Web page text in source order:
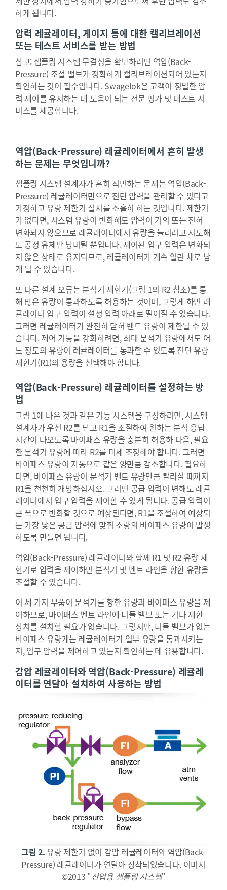
하게 됩니다.
압력 레귤레이터, 게이지 등에 대한 캘리브레이션
또는 테스트 서비스를 받는 방법
참고: 샘플링 시스템 무결성을 확보하려면 역압(Back-
Pressure) 조절 밸브가 정확하게 캘리브레이션되어 있는지
확인하는 것이 필수입니다. Swagelok은 고객이 정밀한 압
력 제어를 유지하는 데 도움이 되는 전문 평가 및 테스트 서
비스를 제공합니다.
역압(Back-Pressure) 레귤레이터에서 흔히 발생
하는 문제는 무엇입니까?
샘플링 시스템 설계자가 흔히 직면하는 문제는 역압(Back-
Pressure) 레귤레이터만으로 전단 압력을 관리할 수 있다고
가정하고 유량 제한기 설치를 소홀히 하는 것입니다. 제한기
가 없다면, 시스템 유량이 변화해도 압력이 거의 또는 전혀
변화되지 않으므로 레귤레이터에서 유량을 늘리려고 시도해
도 공정 유체만 낭비될 뿐입니다. 제어된 입구 압력은 변화되
지 않은 상태로 유지되므로, 레귤레이터가 계속 열린 채로 남
게 될 수 있습니다.
또 다른 설계 오류는 분석기 제한기(그림 1의 R2 참조)를 통
해 많은 유량이 통과하도록 허용하는 것이며, 그렇게 하면 레
귤레이터 입구 압력이 설정 압력 아래로 떨어질 수 있습니다.
그러면 레귤레이터가 완전히 닫혀 벤트 유량이 제한될 수 있
습니다. 제어 기능을 강화하려면, 최대 분석기 유량에서도 어
느 정도의 유량이 레귤레이터를 통과할 수 있도록 전단 유량
제한기(R1)의 용량을 선택해야 합니다.
역압(Back-Pressure) 레귤레이터를 설정하는 방
법
그림 1에 나온 것과 같은 기능 시스템을 구성하려면, 시스템
설계자가 우선 R2를 닫고 R1을 조절하여 원하는 분석 응답
시간이 나오도록 바이패스 유량을 충분히 허용하 다음, 필요
한 분석기 유량에 따라 R2를 미세 조정해야 합니다. 그러면
바이패스 유량이 자동으로 같은 양만큼 감소합니다. 필요하
다면, 바이패스 유량이 분석기 벤트 유량만큼 빨라질 때까지
R1을 천천히 개방하십시오. 그러면 공급 압력이 변해도 레귤
레이터에서 입구 압력을 제어할 수 있게 됩니다. 공급 압력이
큰 폭으로 변화할 것으로 예상된다면, R1을 조절하여 예상되
는 가장 낮은 공급 압력에 맞춰 소량의 바이패스 유량이 발생
하도록 만들면 됩니다.
역압(Back-Pressure) 레귤레이터와 함께 R1 및 R2 유량 제
한기로 압력을 제어하면 분석기 및 벤트 라인을 향한 유량을
조절할 수 있습니다.
이 세 가지 부품이 분석기를 향한 유량과 바이패스 유량을 제
어하므로, 바이패스 벤트 라인에 니들 밸브 또는 기타 제한
장치를 설치할 필요가 없습니다. 그렇지만, 니들 밸브가 없는
바이패스 유량계는 레귤레이터가 일부 유량을 통과시키는
지, 입구 압력을 제어하고 있는지 확인하는 데 유용합니다.
감압 레귤레이터와 역압(Back-Pressure) 레귤레
이터를 연달아 설치하여 사용하는 방법
그림 2.유량 제한기 없이 감압 레귤레이터와 역압(Back-
Pressure) 레귤레이터가 연달아 장착되었습니다. 이미지
©2013 "산업용 샘플링 시스템"